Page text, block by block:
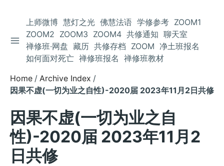
Skip
TOGGLE SIDEBAR
上师微博 慧灯之光 佛慧法语 学修参考 ZOOM1
ZOOM2 ZOOM3 ZOOM4 共修通知 聊天室
禅修班·网盘 藏历 共修存档 ZOOM 净土班报名
如何面对死亡 禅修班报名 禅修班教材
Home
Archive Index
因果不虚(一切为业之自性)-2020届 2023年11月2日共修
因果不虚(一切为业之自
性)-2020届 2023年11月2
日共修